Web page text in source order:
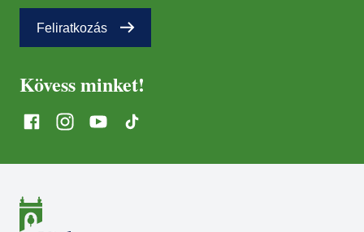
Feliratkozás
Kövess minket!